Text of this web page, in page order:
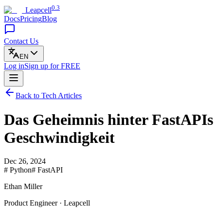
Leapcell0.3
DocsPricingBlog
Contact Us
EN
Log inSign up for FREE
Back to Tech Articles
Das Geheimnis hinter FastAPIs
Geschwindigkeit
Dec 26, 2024
# Python# FastAPI
Ethan Miller
Product Engineer · Leapcell